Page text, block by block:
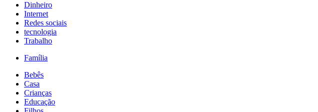
Dinheiro
Internet
Redes sociais
tecnologia
Trabalho
Família
Bebês
Casa
Crianças
Educação